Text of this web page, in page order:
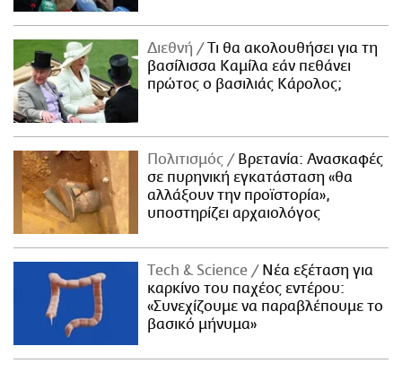
Διεθνή
Τι θα ακολουθήσει για τη
βασίλισσα Καμίλα εάν πεθάνει
πρώτος ο βασιλιάς Κάρολος;
Πολιτισμός
Βρετανία: Ανασκαφές
σε πυρηνική εγκατάσταση «θα
αλλάξουν την προϊστορία»,
υποστηρίζει αρχαιολόγος
Τech & Science
Νέα εξέταση για
καρκίνο του παχέος εντέρου:
«Συνεχίζουμε να παραβλέπουμε το
βασικό μήνυμα»